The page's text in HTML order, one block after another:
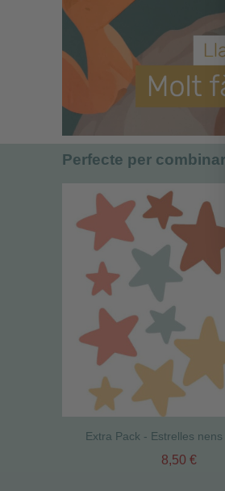
Perfecte per combinar
Extra Pack - Estrelles
8,50 €